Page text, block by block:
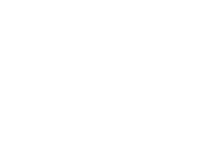
Mallorca s
PSG
Interu Miami, pri
dva góly